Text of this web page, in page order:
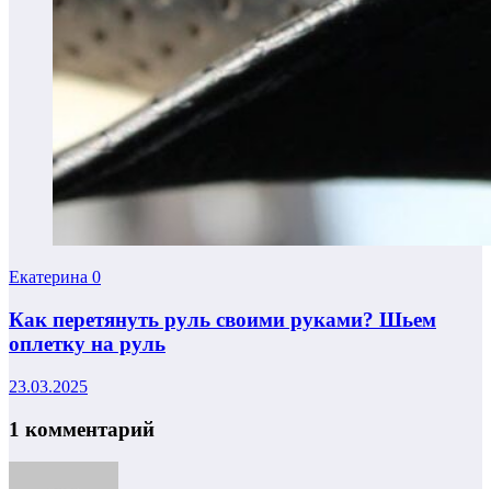
Екатерина 0
Как перетянуть руль своими руками? Шьем
оплетку на руль
23.03.2025
1 комментарий